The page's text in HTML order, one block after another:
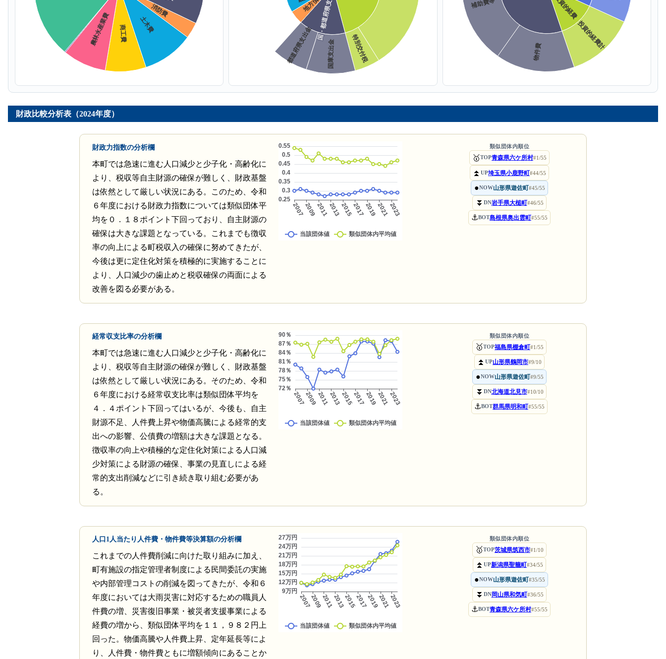
財政比較分析表（2024年度）
財政力指数の分析欄
本町では急速に進む人口減少と少子化・高齢化に
より、税収等自主財源の確保が難しく、財政基盤
は依然として厳しい状況にある。このため、令和
６年度における財政力指数については類似団体平
均を０．１８ポイント下回っており、自主財源の
確保は大きな課題となっている。これまでも徴収
率の向上による町税収入の確保に努めてきたが、
今後は更に定住化対策を積極的に実施することに
より、人口減少の歯止めと税収確保の両面による
改善を図る必要がある。
類似団体内順位
🥇TOP青森県六ケ所村#1/55
⏫ UP埼玉県小鹿野町#44/55
●NOW山形県遊佐町#45/55
⏬ DN岩手県大槌町#46/55
⚓BOT島根県奥出雲町#55/55
経常収支比率の分析欄
本町では急速に進む人口減少と少子化・高齢化に
より、税収等自主財源の確保が難しく、財政基盤
は依然として厳しい状況にある。そのため、令和
６年度における経常収支比率は類似団体平均を
４．４ポイント下回ってはいるが、今後も、自主
財源不足、人件費上昇や物価高騰による経常的支
出への影響、公債費の増額は大きな課題となる。
徴収率の向上や積極的な定住化対策による人口減
少対策による財源の確保、事業の見直しによる経
常的支出削減などに引き続き取り組む必要があ
る。
類似団体内順位
🥇TOP福島県棚倉町#1/55
⏫ UP山形県鶴岡市#9/10
●NOW山形県遊佐町#9/55
⏬ DN北海道北見市#10/10
⚓BOT群馬県明和町#55/55
人口1人当たり人件費・物件費等決算額の分析欄
これまでの人件費削減に向けた取り組みに加え、
町有施設の指定管理者制度による民間委託の実施
や内部管理コストの削減を図ってきたが、令和６
年度においては大雨災害に対応するための職員人
件費の増、災害復旧事業・被災者支援事業による
経費の増から、類似団体平均を１１，９８２円上
回った。物価高騰や人件費上昇、定年延長等によ
り、人件費・物件費ともに増額傾向にあることか
類似団体内順位
🥇TOP茨城県筑西市#1/10
⏫ UP新潟県聖籠町#34/55
●NOW山形県遊佐町#35/55
⏬ DN岡山県和気町#36/55
⚓BOT青森県六ケ所村#55/55